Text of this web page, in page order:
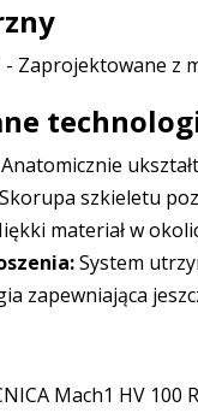
- Zaprojektowane z
Anatomicznie
Skorupa szkieletu
materiał w
System
zapewniająca
Mach1 HV 100